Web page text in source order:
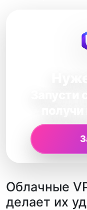
Облачные
делает их